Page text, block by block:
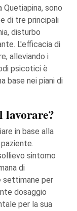
sono
di tre principali
disturbo
L'efficacia di
alleviando i
psicotici è
base nei piani di
lavorare?
in base alla
sintomo
di
settimane per
dosaggio
per la sua